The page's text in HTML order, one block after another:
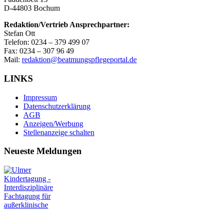
D-44803 Bochum
Redaktion/Vertrieb Ansprechpartner:
Stefan Ott
Telefon: 0234 – 379 499 07
Fax: 0234 – 307 96 49
Mail: redaktion@beatmungspflegeportal.de
LINKS
Impressum
Datenschutzerklärung
AGB
Anzeigen/Werbung
Stellenanzeige schalten
Neueste Meldungen